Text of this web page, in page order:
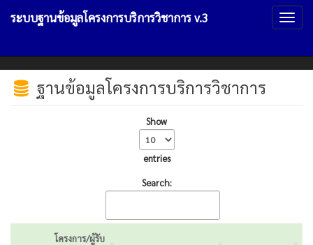
ระบบฐานข้อมูลโครงการบริการวิชาการ v.3
ฐานข้อมูลโครงการบริการวิชาการ
Show
entries
Search:
โครงการ/ผู้รับ